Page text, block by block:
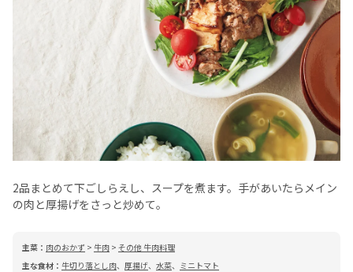
2品まとめて下ごしらえし、スープを煮ます。手があいたらメイン
の肉と厚揚げをさっと炒めて。
主菜： 肉のおかず > 牛肉 > その他 牛肉料理
主な食材： 牛切り落とし肉、 厚揚げ、 水菜、 ミニトマト